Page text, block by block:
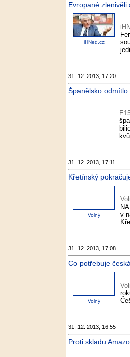
Evropané
iHNed.cz
31. 12. 2013, 17:20
Španělsko
31. 12. 2013, 17:11
Křetínský
Volný
v
31. 12. 2013, 17:08
Co potřebuje
Volný
31. 12. 2013, 16:55
Proti skladu